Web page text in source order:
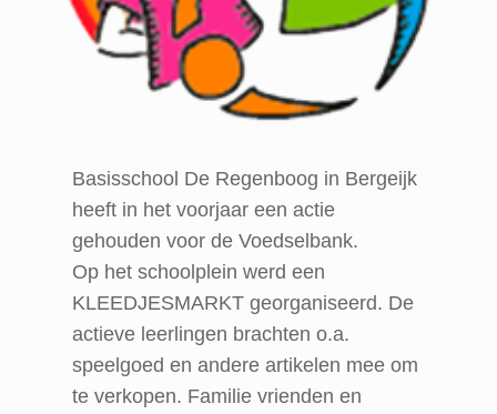
Basisschool De Regenboog in Bergeijk
heeft in het voorjaar een actie
gehouden voor de Voedselbank.
Op het schoolplein werd een
KLEEDJESMARKT georganiseerd. De
actieve leerlingen brachten o.a.
speelgoed en andere artikelen mee om
te verkopen. Familie vrienden en